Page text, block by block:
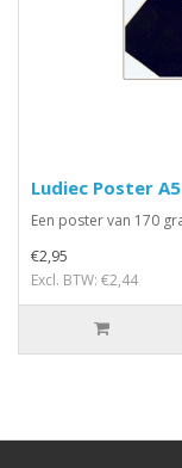
Ludiec Poster
Een poster van 170
€2,95
Excl. BTW: €2,44